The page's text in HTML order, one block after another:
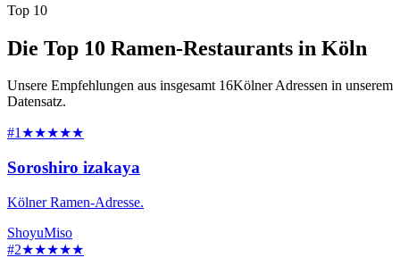
Top 10
Die Top 10 Ramen-Restaurants in Köln
Unsere Empfehlungen aus insgesamt 16Kölner Adressen in unserem
Datensatz.
#1★★★★★
Soroshiro izakaya
Kölner Ramen-Adresse.
ShoyuMiso
#2★★★★★